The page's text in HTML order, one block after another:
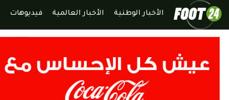
الأخبار الوطنية الأخبار العالمية فيديوهات